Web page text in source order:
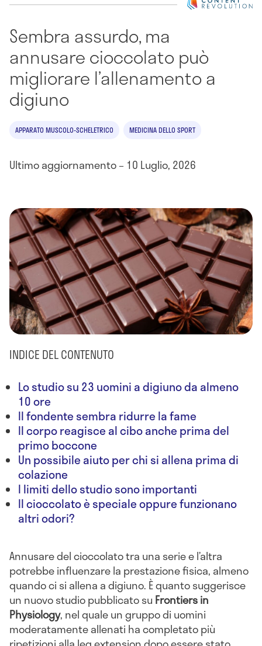
Sembra assurdo, ma
annusare cioccolato può
migliorare l’allenamento a
digiuno
APPARATO MUSCOLO-SCHELETRICO MEDICINA DELLO SPORT
Ultimo aggiornamento – 10 Luglio, 2026
INDICE DEL CONTENUTO
Lo studio su 23 uomini a digiuno da almeno
10 ore
Il fondente sembra ridurre la fame
Il corpo reagisce al cibo anche prima del
primo boccone
Un possibile aiuto per chi si allena prima di
colazione
I limiti dello studio sono importanti
Il cioccolato è speciale oppure funzionano
altri odori?
Annusare del cioccolato tra una serie e l’altra
potrebbe influenzare la prestazione fisica, almeno
quando ci si allena a digiuno. È quanto suggerisce
un nuovo studio pubblicato su Frontiers in
Physiology, nel quale un gruppo di uomini
moderatamente allenati ha completato più